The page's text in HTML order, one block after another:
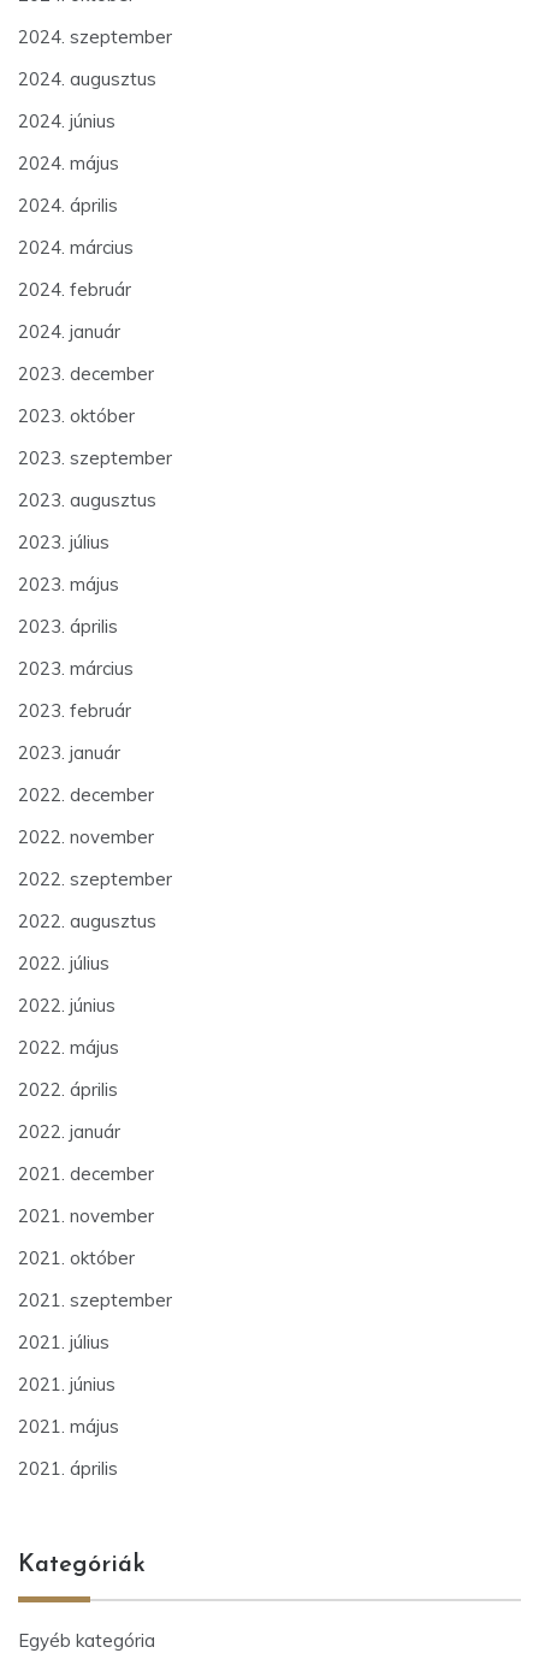
2024. szeptember
2024. augusztus
2024. június
2024. május
2024. április
2024. március
2024. február
2024. január
2023. december
2023. október
2023. szeptember
2023. augusztus
2023. július
2023. május
2023. április
2023. március
2023. február
2023. január
2022. december
2022. november
2022. szeptember
2022. augusztus
2022. július
2022. június
2022. május
2022. április
2022. január
2021. december
2021. november
2021. október
2021. szeptember
2021. július
2021. június
2021. május
2021. április
Kategóriák
Egyéb kategória